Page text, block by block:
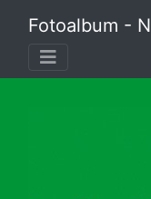
Fotoalbum -